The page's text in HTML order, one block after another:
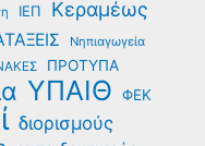
ΙΕΠ Κεραμέως
Νηπιαγωγεία
ΠΡΟΤΥΠΑ
ΥΠΑΙΘ ΦΕΚ
διορισμούς